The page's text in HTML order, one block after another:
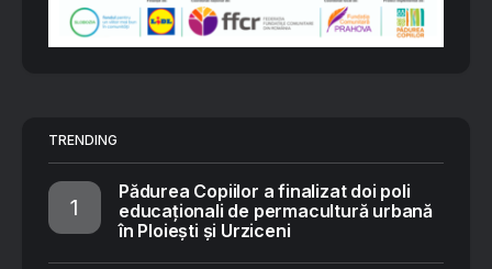
TRENDING
Pădurea Copiilor a finalizat doi poli
educaționali de permacultură urbană
în Ploiești și Urziceni